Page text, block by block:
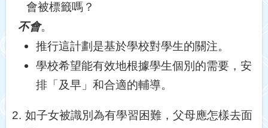
會被標籤嗎？
不會。
推行這計劃是基於學校對學生的關注。
學校希望能有效地根據學生個別的需要，安
排「及早」和合適的輔導。
2. 如子女被識別為有學習困難，父母應怎樣去面